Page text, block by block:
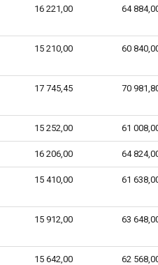
16 221,00 64
15 210,00 60
17 745,45 70
15 252,00 61
16 206,00 64
15 410,00 61
15 912,00 63
15 642,00 62